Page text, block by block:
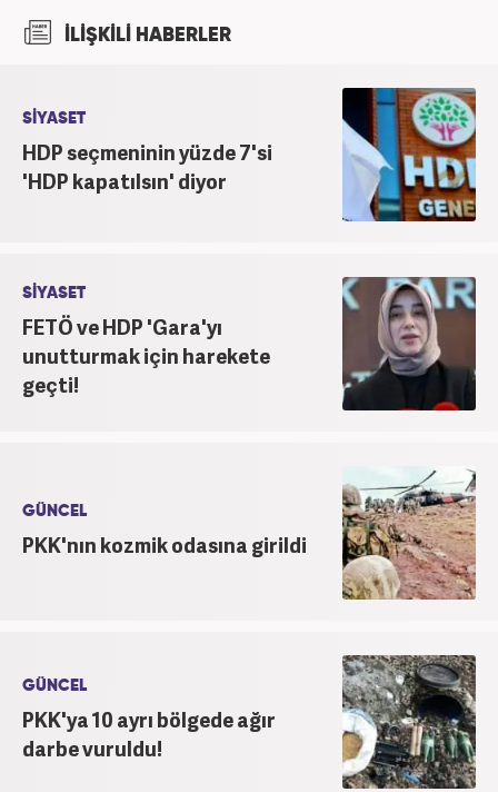
İLİŞKİLİ HABERLER
SİYASET
HDP seçmeninin yüzde 7'si
'HDP kapatılsın' diyor
SİYASET
FETÖ ve HDP 'Gara'yı
unutturmak için harekete
geçti!
GÜNCEL
PKK'nın kozmik odasına girildi
GÜNCEL
PKK'ya 10 ayrı bölgede ağır
darbe vuruldu!